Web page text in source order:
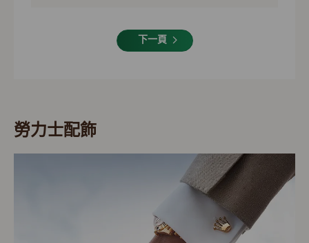
下一頁
勞力士配飾